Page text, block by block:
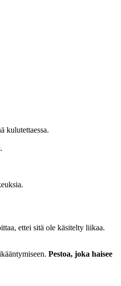
kulutettaessa.
ettei sitä ole käsitelty liikaa.
Pestoa, joka haisee